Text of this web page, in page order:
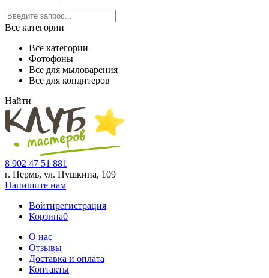
Все категории
Все категории
Фотофоны
Все для мыловарения
Все для кондитеров
Найти
8 902 47 51 881
г. Пермь, ул. Пушкина, 109
Напишите нам
Войтирегистрация
Корзина0
О нас
Отзывы
Доставка и оплата
Контакты